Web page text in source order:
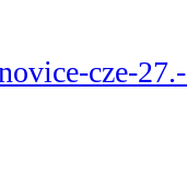
cze-